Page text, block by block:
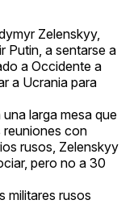
Zelenskyy,
Putin, a sentarse a
a Occidente a
a Ucrania para
larga mesa que
reuniones con
rusos, Zelenskyy
pero no a 30
militares rusos